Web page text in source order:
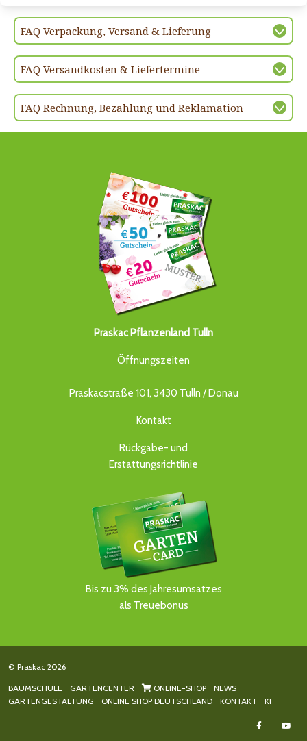
FAQ Verpackung, Versand & Lieferung
FAQ Versandkosten & Liefertermine
FAQ Rechnung, Bezahlung und Reklamation
Praskac Pflanzenland Tulln
Öffnungszeiten
Praskacstraße 101, 3430 Tulln / Donau
Kontakt
Rückgabe- und
Erstattungsrichtlinie
Bis zu 3% des Jahresumsatzes
als Treuebonus
© Praskac 2026
BAUMSCHULE GARTENCENTER ONLINE-SHOP
NEWS
GARTENGESTALTUNG
ONLINE SHOP DEUTSCHLAND KONTAKT KI